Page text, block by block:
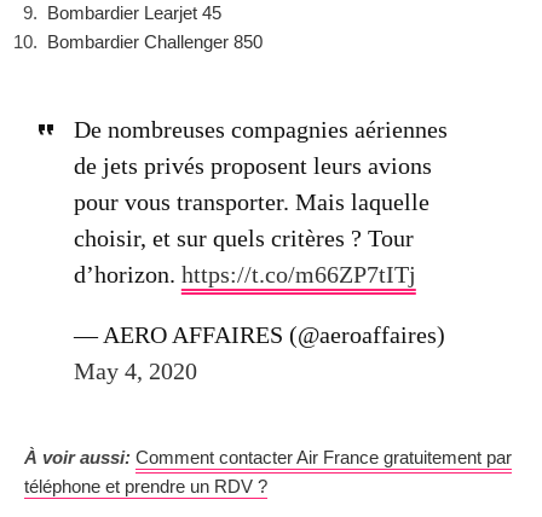
Bombardier Learjet 45
Bombardier Challenger 850
De nombreuses compagnies aériennes
de jets privés proposent leurs avions
pour vous transporter. Mais laquelle
choisir, et sur quels critères ? Tour
d’horizon. https://t.co/m66ZP7tITj
— AERO AFFAIRES (@aeroaffaires)
May 4, 2020
À voir aussi: Comment contacter Air France gratuitement par
téléphone et prendre un RDV ?